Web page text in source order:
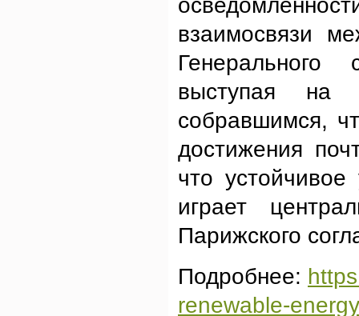
взаимосвязи
выступая на
собравшимся,
достижения
что
играет
Парижского
Подробнее:
renewable-